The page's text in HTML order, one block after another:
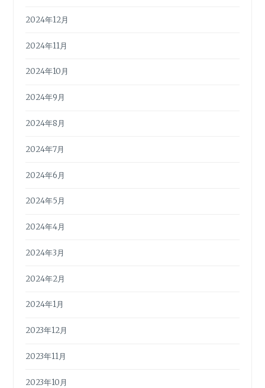
2024年12月
2024年11月
2024年10月
2024年9月
2024年8月
2024年7月
2024年6月
2024年5月
2024年4月
2024年3月
2024年2月
2024年1月
2023年12月
2023年11月
2023年10月